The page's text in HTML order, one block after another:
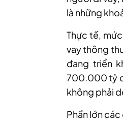
là những
Thực tế,
vay thông
đang triển
700.000 tỷ
không phải
Phần lớn các